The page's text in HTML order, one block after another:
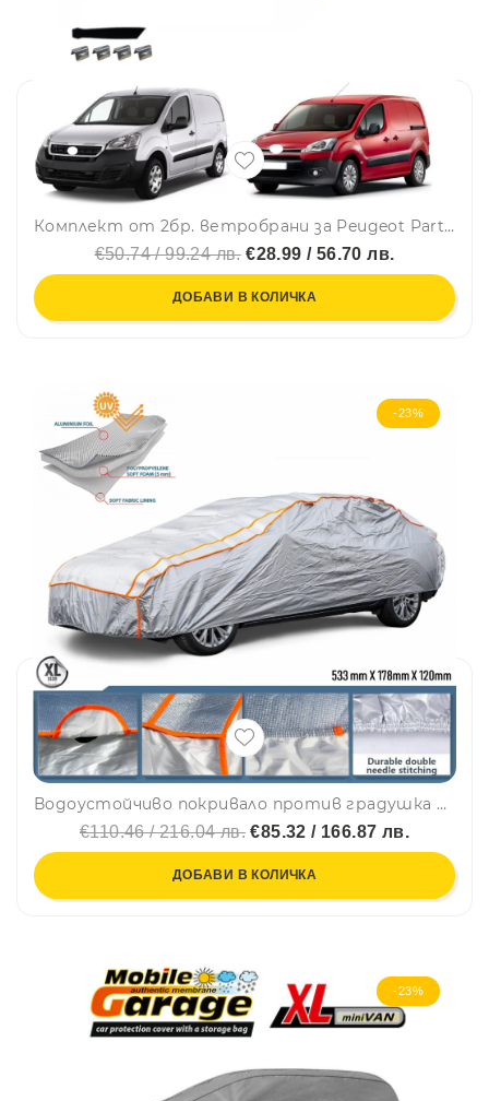
Комплект от 2бр. ветробрани за Peugeot Partner II Tepee / Citroen Berlingo II 2008 - 2018 г.
€50.74 / 99.24 лв.€28.99 / 56.70 лв.
ДОБАВИ В КОЛИЧКА
-23%
Водоустойчиво покривало против градушка с алуминиево покритие за автомобил размер XXL - 5.33m x 1.78m x 1.2m
€110.46 / 216.04 лв. €85.32 / 166.87 лв.
ДОБАВИ В КОЛИЧКА
-23%